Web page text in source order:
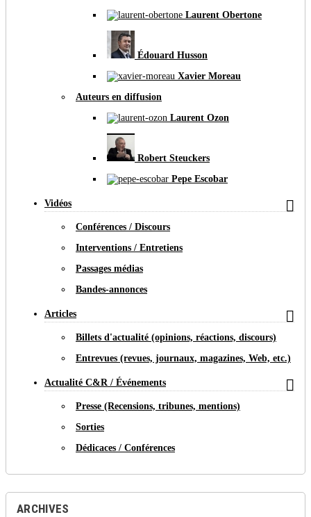
Laurent Obertone
Édouard Husson
Xavier Moreau
Auteurs en diffusion
Laurent Ozon
Robert Steuckers
Pepe Escobar
Vidéos 
Conférences / Discours
Interventions / Entretiens
Passages médias
Bandes-annonces
Articles 
Billets d'actualité (opinions, réactions, discours)
Entrevues (revues, journaux, magazines, Web, etc.)
Actualité C&R / Événements 
Presse (Recensions, tribunes, mentions)
Sorties
Dédicaces / Conférences
ARCHIVES